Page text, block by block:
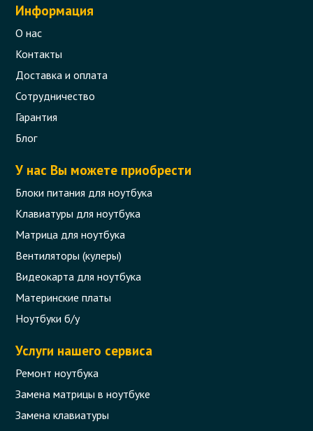
Информация
О нас
Контакты
Доставка и оплата
Сотрудничество
Гарантия
Блог
У нас Вы можете приобрести
Блоки питания для ноутбука
Клавиатуры для ноутбука
Матрица для ноутбука
Вентиляторы (кулеры)
Видеокарта для ноутбука
Материнские платы
Ноутбуки б/у
Услуги нашего сервиса
Ремонт ноутбука
Замена матрицы в ноутбуке
Замена клавиатуры